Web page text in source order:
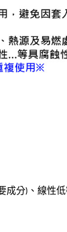
成分)、線性低